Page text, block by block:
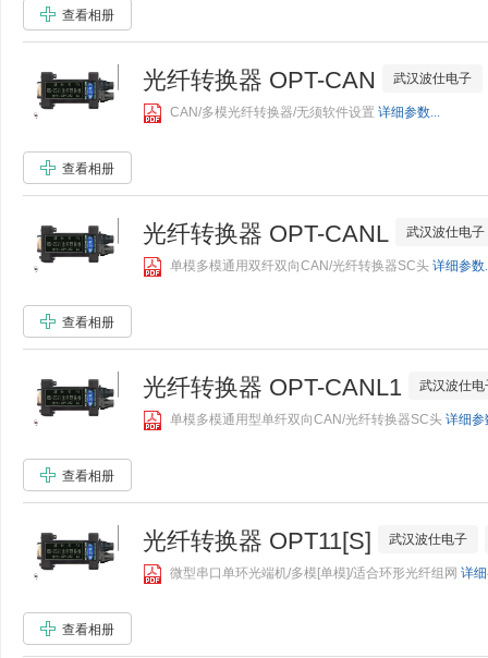
查看相册
查看相册
光纤转换器 OPT-CAN 武汉波仕电子
CAN/多模光纤转换器/无须软件设置 详细参数...
查看相册
光纤转换器 OPT-CANL 武汉波仕电子
单模多模通用双纤双向CAN/光纤转换器SC头 详细参数
查看相册
光纤转换器 OPT-CANL1 武汉波仕电
单模多模通用型单纤双向CAN/光纤转换器SC头 详细参
查看相册
光纤转换器 OPT11[S] 武汉波仕电子
微型串口单环光端机/多模[单模]/适合环形光纤组网 详